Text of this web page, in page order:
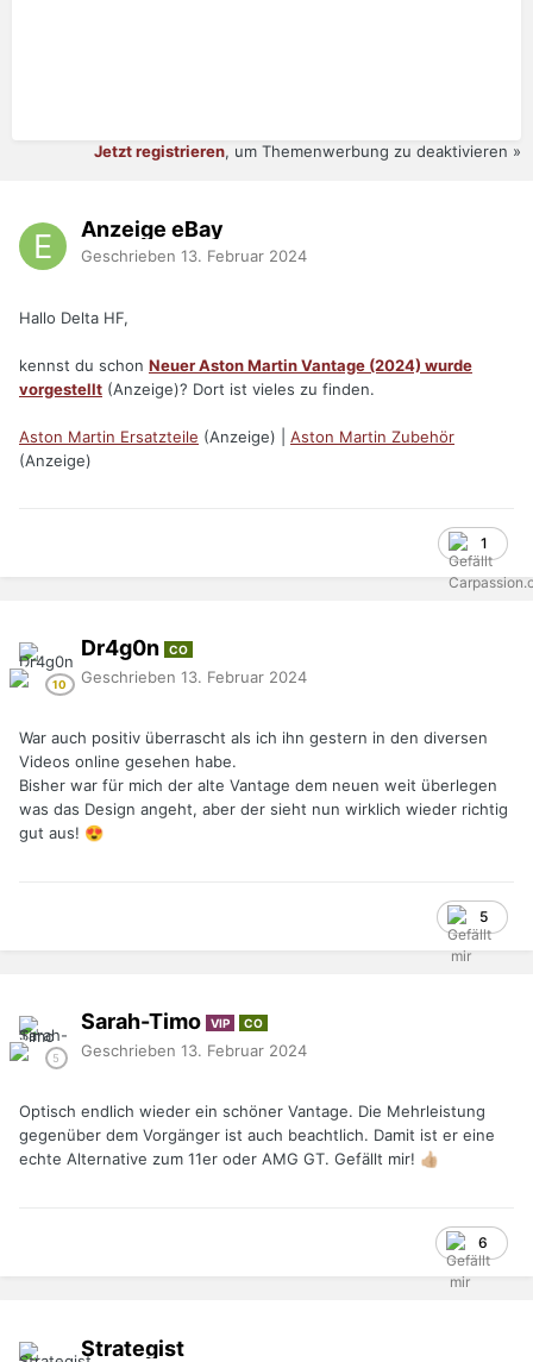
Jetzt registrieren, um Themenwerbung zu deaktivieren »
Anzeige eBay
Geschrieben 13. Februar 2024
Hallo Delta HF,
kennst du schon Neuer Aston Martin Vantage (2024) wurde
vorgestellt (Anzeige)? Dort ist vieles zu finden.
Aston Martin Ersatzteile (Anzeige) | Aston Martin Zubehör
(Anzeige)
1
Dr4g0n CO
Geschrieben 13. Februar 2024
War auch positiv überrascht als ich ihn gestern in den diversen
Videos online gesehen habe.
Bisher war für mich der alte Vantage dem neuen weit überlegen
was das Design angeht, aber der sieht nun wirklich wieder richtig
gut aus! 😍
5
Sarah-Timo VIP CO
Geschrieben 13. Februar 2024
Optisch endlich wieder ein schöner Vantage. Die Mehrleistung
gegenüber dem Vorgänger ist auch beachtlich. Damit ist er eine
echte Alternative zum 11er oder AMG GT. Gefällt mir! 👍🏼
6
Strategist